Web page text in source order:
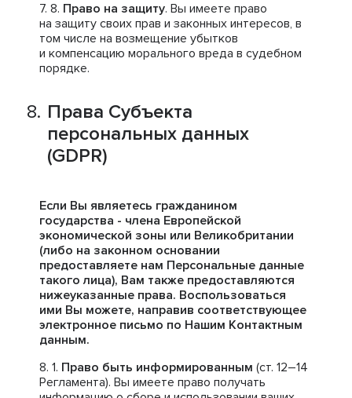
Право на защиту. Вы имеете право
на защиту своих прав и законных интересов, в
том числе на возмещение убытков
и компенсацию морального вреда в судебном
порядке.
Права Субъекта
персональных данных
(GDPR)
Если Вы являетесь гражданином
государства - члена Европейской
экономической зоны или Великобритании
(либо на законном основании
предоставляете нам Персональные данные
такого лица), Вам также предоставляются
нижеуказанные права. Воспользоваться
ими Вы можете, направив соответствующее
электронное письмо по Нашим Контактным
данным.
Право быть информированным (ст. 12–14
Регламента). Вы имеете право получать